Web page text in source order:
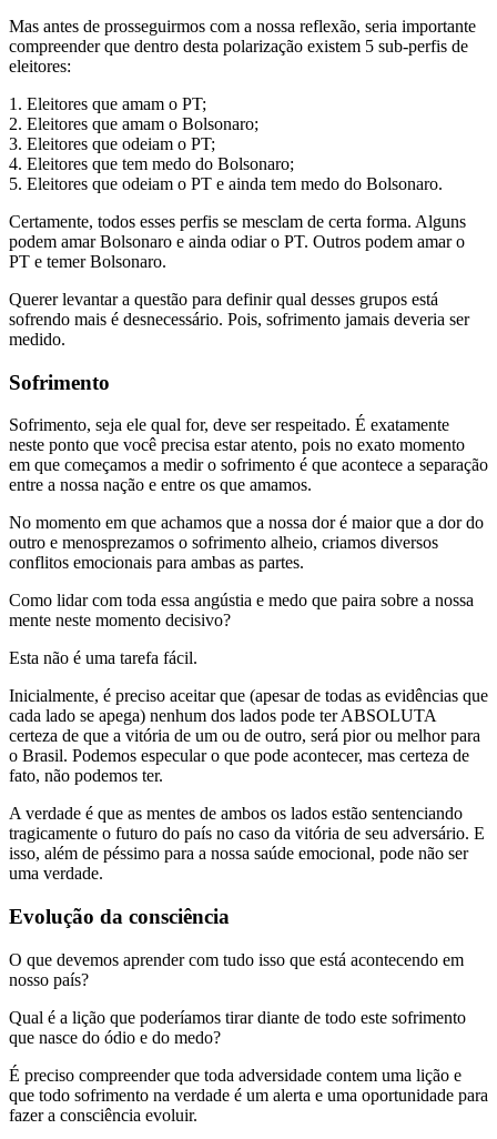
Mas antes de prosseguirmos com a nossa reflexão, seria importante
compreender que dentro desta polarização existem 5 sub-perfis de
eleitores:
1. Eleitores que amam o PT;
2. Eleitores que amam o Bolsonaro;
3. Eleitores que odeiam o PT;
4. Eleitores que tem medo do Bolsonaro;
5. Eleitores que odeiam o PT e ainda tem medo do Bolsonaro.
Certamente, todos esses perfis se mesclam de certa forma. Alguns
podem amar Bolsonaro e ainda odiar o PT. Outros podem amar o
PT e temer Bolsonaro.
Querer levantar a questão para definir qual desses grupos está
sofrendo mais é desnecessário. Pois, sofrimento jamais deveria ser
medido.
Sofrimento
Sofrimento, seja ele qual for, deve ser respeitado. É exatamente
neste ponto que você precisa estar atento, pois no exato momento
em que começamos a medir o sofrimento é que acontece a separação
entre a nossa nação e entre os que amamos.
No momento em que achamos que a nossa dor é maior que a dor do
outro e menosprezamos o sofrimento alheio, criamos diversos
conflitos emocionais para ambas as partes.
Como lidar com toda essa angústia e medo que paira sobre a nossa
mente neste momento decisivo?
Esta não é uma tarefa fácil.
Inicialmente, é preciso aceitar que (apesar de todas as evidências que
cada lado se apega) nenhum dos lados pode ter ABSOLUTA
certeza de que a vitória de um ou de outro, será pior ou melhor para
o Brasil. Podemos especular o que pode acontecer, mas certeza de
fato, não podemos ter.
A verdade é que as mentes de ambos os lados estão sentenciando
tragicamente o futuro do país no caso da vitória de seu adversário. E
isso, além de péssimo para a nossa saúde emocional, pode não ser
uma verdade.
Evolução da consciência
O que devemos aprender com tudo isso que está acontecendo em
nosso país?
Qual é a lição que poderíamos tirar diante de todo este sofrimento
que nasce do ódio e do medo?
É preciso compreender que toda adversidade contem uma lição e
que todo sofrimento na verdade é um alerta e uma oportunidade para
fazer a consciência evoluir.